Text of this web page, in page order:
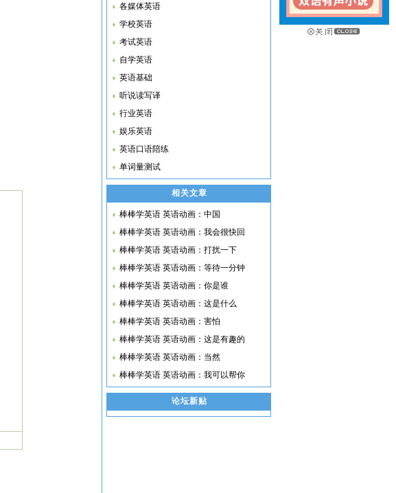
各媒体英语
学校英语
考试英语
自学英语
英语基础
听说读写译
行业英语
娱乐英语
英语口语陪练
单词量测试
相关文章
棒棒学英语 英语动画：中国
棒棒学英语 英语动画：我会很快回
棒棒学英语 英语动画：打扰一下
棒棒学英语 英语动画：等待一分钟
棒棒学英语 英语动画：你是谁
棒棒学英语 英语动画：这是什么
棒棒学英语 英语动画：害怕
棒棒学英语 英语动画：这是有趣的
棒棒学英语 英语动画：当然
棒棒学英语 英语动画：我可以帮你
论坛新贴